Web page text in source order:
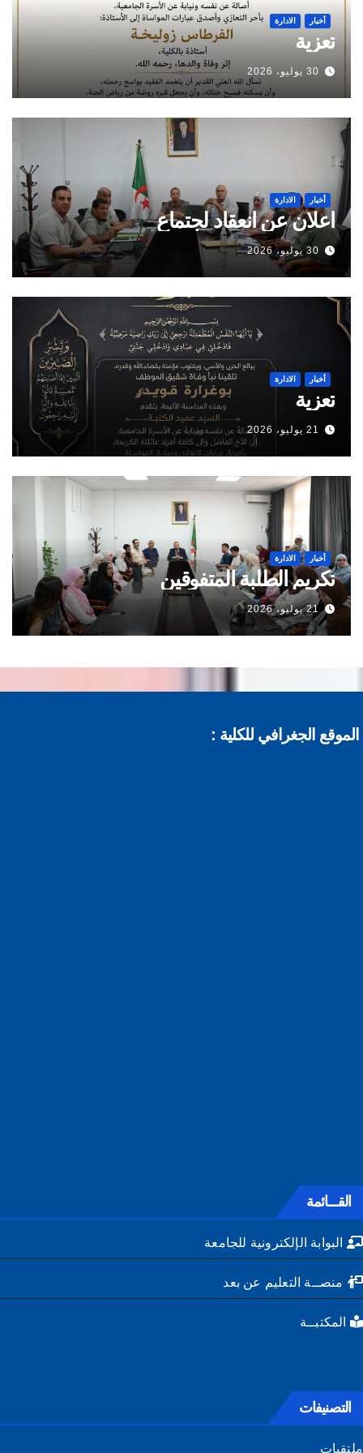
أخبار الادارة
تعزية
30 يوليو، 2026
أخبار الادارة
اعلان عن انعقاد لجتماع
30 يوليو، 2026
أخبار الادارة
تعزية
21 يوليو، 2026
أخبار الادارة
تكريم الطلبة المتفوقين
21 يوليو، 2026
الجغرافي للكلية :
القـــائمة
البوابة الإلكترونية للجامعة
منصــة التعليم عن بعد
المكتبــة
التصنيفات